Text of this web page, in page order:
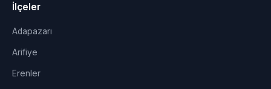
İlçeler
Adapazarı
Arifiye
Erenler